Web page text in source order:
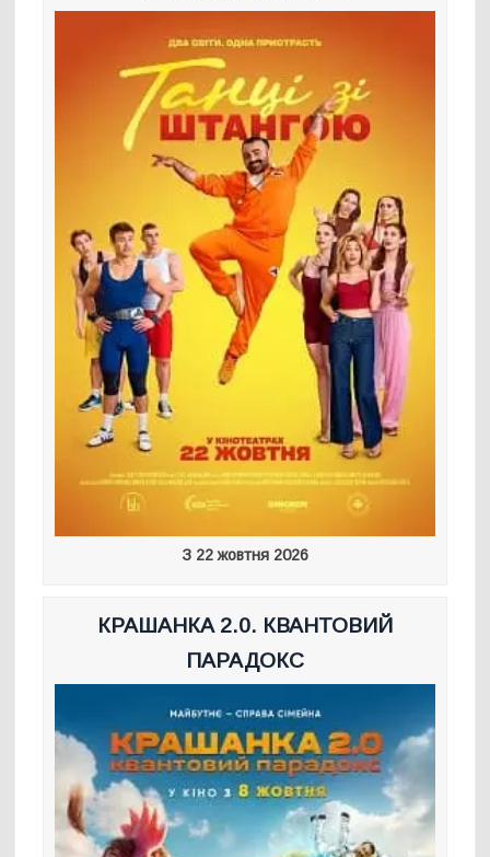
З 22 жовтня 2026
КРАШАНКА 2.0. КВАНТОВИЙ
ПАРАДОКС